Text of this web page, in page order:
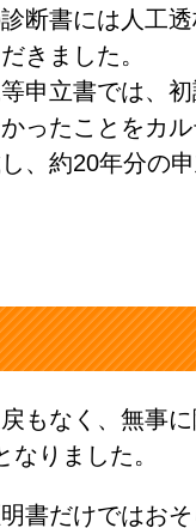
断書には人工透
きました。
申立書では、
ったことをカ
、約20年分の
もなく、無事
りました。
書だけではお